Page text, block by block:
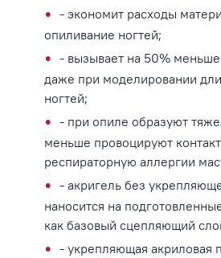
- экономит расходы
опиливание ногтей;
- вызывает на 50%
даже при моделировании
ногтей;
- при опиле образуют
меньше провоцируют
респираторную аллергии
- акригель без
наносится на
как базовый сцепляющий
- укрепляющая акриловая